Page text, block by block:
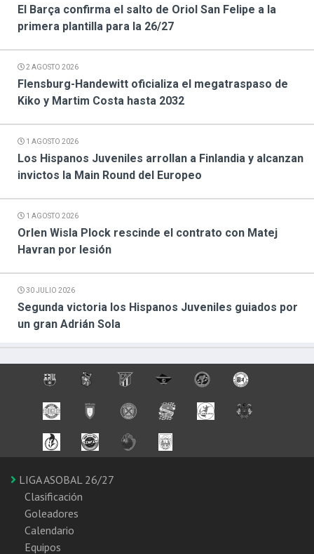
El Barça confirma el salto de Oriol San Felipe a la
primera plantilla para la 26/27
2 AGOSTO 2026
Flensburg-Handewitt oficializa el megatraspaso de
Kiko y Martim Costa hasta 2032
1 AGOSTO 2026
Los Hispanos Juveniles arrollan a Finlandia y alcanzan
invictos la Main Round del Europeo
1 AGOSTO 2026
Orlen Wisla Plock rescinde el contrato con Matej
Havran por lesión
30 JULIO 2026
Segunda victoria los Hispanos Juveniles guiados por
un gran Adrián Sola
LIGA ASOBAL 26/27
Clasificación
Goleadores
Calendario
Equipos